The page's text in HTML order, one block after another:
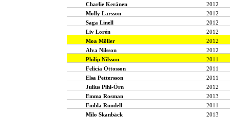
Charlie Keränen
2012
Molly Larsson
2012
Saga Linell
2012
Liv Lorén
2012
Moa Möller
2012
Alva Nilsson
2012
Philip Nilsson
2011
Felicia Ottosson
2011
Elsa Pettersson
2011
Julius Pihl-Örn
2012
Emma Rosman
2013
Embla Rundell
2011
Milo Skanbäck
2013